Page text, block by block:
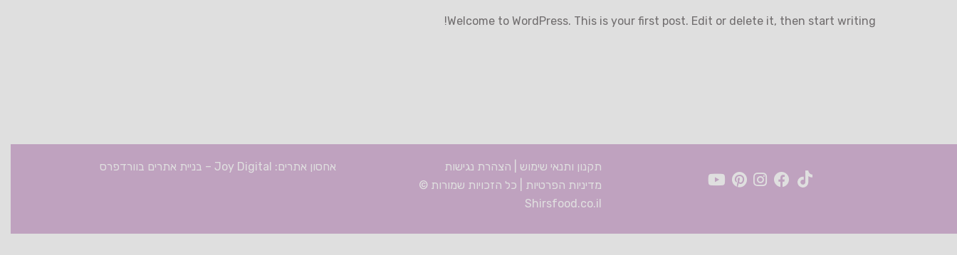
Welcome to WordPress. This is your first post. Edit or delete it, then start writing!
אחסון אתרים: Joy Digital – בניית אתרים בוורדפרס תקנון ותנאי שימוש
הצהרת נגישות
מדיניות הפרטיות | כל הזכויות שמורות ©
Shirsfood.co.il